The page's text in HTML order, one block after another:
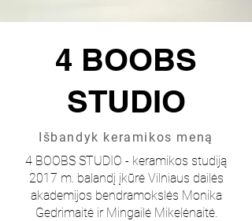
4 BOOBS
STUDIO
Išbandyk keramikos meną
4 BOOBS STUDIO - keramikos studiją
2017 m. balandį įkūrė Vilniaus dailės
akademijos bendramokslės Monika
Gedrimaitė ir Mingailė Mikelėnaitė.